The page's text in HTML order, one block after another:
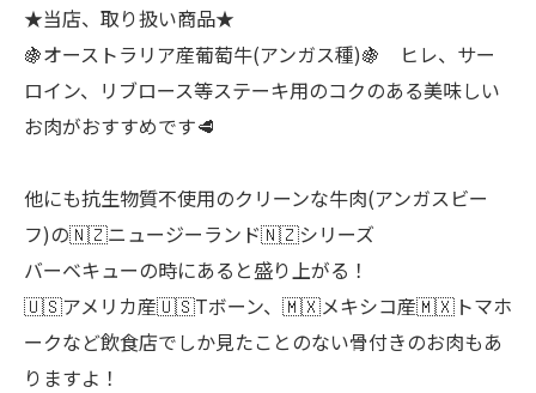
★当店、取り扱い商品★
🍇オーストラリア産葡萄牛(アンガス種)🍇 ヒレ、サー
ロイン、リブロース等ステーキ用のコクのある美味しい
お肉がおすすめです🥩
他にも抗生物質不使用のクリーンな牛肉(アンガスビー
フ)の🇳🇿ニュージーランド🇳🇿シリーズ
バーベキューの時にあると盛り上がる！
🇺🇸アメリカ産🇺🇸Tボーン、🇲🇽メキシコ産🇲🇽トマホ
ークなど飲食店でしか見たことのない骨付きのお肉もあ
りますよ！